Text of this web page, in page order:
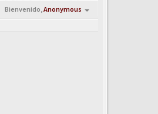
Bienvenido,Anonymous